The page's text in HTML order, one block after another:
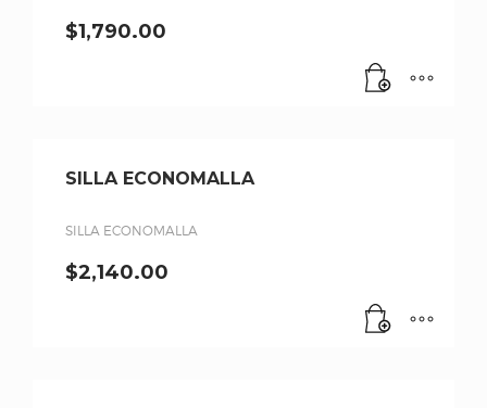
$1,790.00
SILLA ECONOMALLA
SILLA ECONOMALLA
$2,140.00